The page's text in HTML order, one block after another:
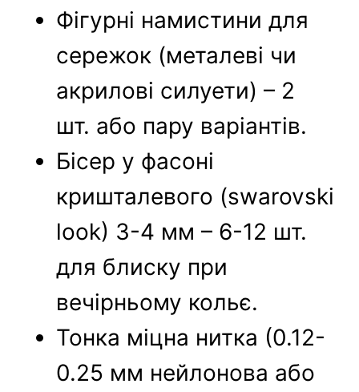
Фігурні намистини для
сережок (металеві чи
акрилові силуети) – 2
шт. або пару варіантів.
Бісер у фасоні
кришталевого (swarovski
look) 3-4 мм – 6-12 шт.
для блиску при
вечірньому кольє.
Тонка міцна нитка (0.12-
0.25 мм нейлонова або